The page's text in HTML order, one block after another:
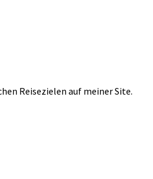
Reisezielen auf meiner Site.